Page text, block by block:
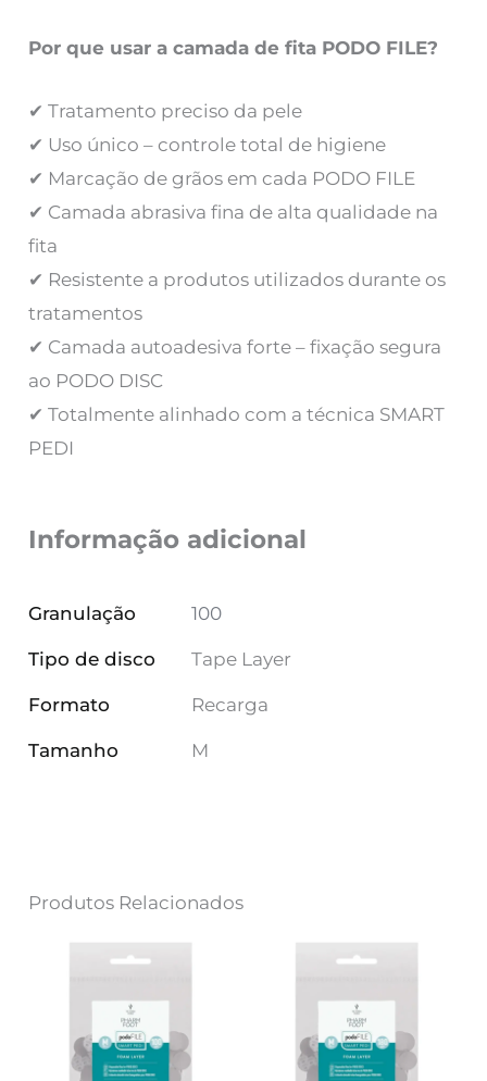
Por que usar a camada de fita PODO FILE?
✔ Tratamento preciso da pele
✔ Uso único – controle total de higiene
✔ Marcação de grãos em cada PODO FILE
✔ Camada abrasiva fina de alta qualidade na
fita
✔ Resistente a produtos utilizados durante os
tratamentos
✔ Camada autoadesiva forte – fixação segura
ao PODO DISC
✔ Totalmente alinhado com a técnica SMART
PEDI
Informação adicional
Granulação 100
Tipo de disco Tape Layer
Formato Recarga
Tamanho M
Produtos Relacionados